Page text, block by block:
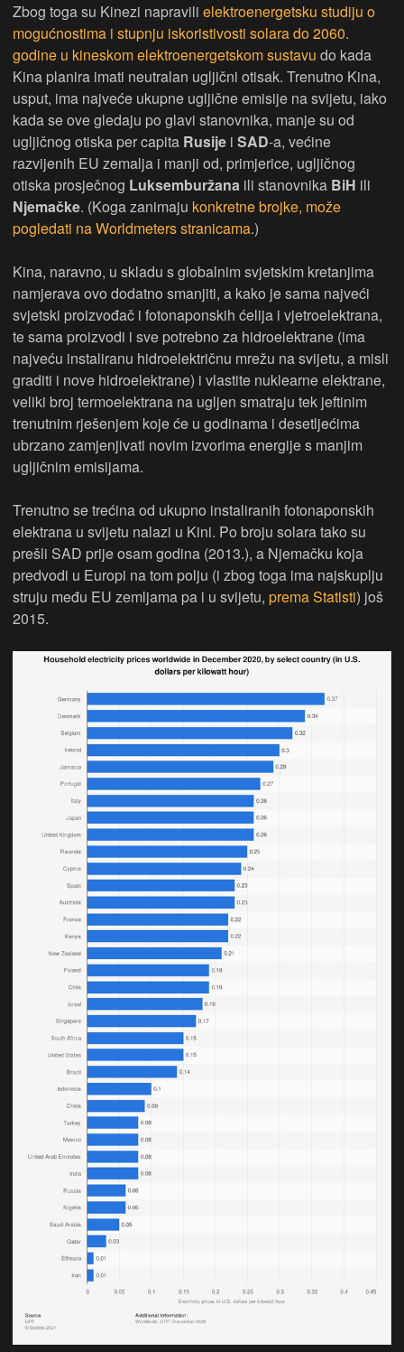
Zbog toga su Kinezi napravili elektroenergetsku studiju o
mogućnostima i stupnju iskoristivosti solara do 2060.
godine u kineskom elektroenergetskom sustavu do kada
Kina planira imati neutralan ugljični otisak. Trenutno Kina,
usput, ima najveće ukupne ugljične emisije na svijetu, iako
kada se ove gledaju po glavi stanovnika, manje su od
ugljičnog otiska per capita Rusije i SAD-a, većine
razvijenih EU zemalja i manji od, primjerice, ugljičnog
otiska prosječnog Luksemburžana ili stanovnika BiH ili
Njemačke. (Koga zanimaju konkretne brojke, može
pogledati na Worldmeters stranicama.)
Kina, naravno, u skladu s globalnim svjetskim kretanjima
namjerava ovo dodatno smanjiti, a kako je sama najveći
svjetski proizvođač i fotonaponskih ćelija i vjetroelektrana,
te sama proizvodi i sve potrebno za hidroelektrane (ima
najveću instaliranu hidroelektričnu mrežu na svijetu, a misli
graditi i nove hidroelektrane) i vlastite nuklearne elektrane,
veliki broj termoelektrana na ugljen smatraju tek jeftinim
trenutnim rješenjem koje će u godinama i desetljećima
ubrzano zamjenjivati novim izvorima energije s manjim
ugljičnim emisijama.
Trenutno se trećina od ukupno instaliranih fotonaponskih
elektrana u svijetu nalazi u Kini. Po broju solara tako su
prešli SAD prije osam godina (2013.), a Njemačku koja
predvodi u Europi na tom polju (i zbog toga ima najskuplju
struju među EU zemljama pa i u svijetu, prema Statisti) još
2015.